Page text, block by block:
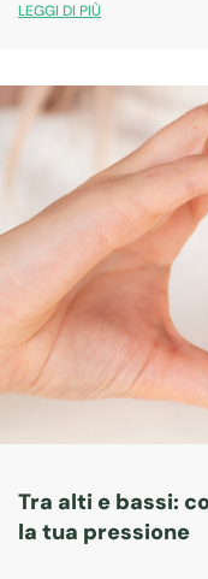
LEGGI DI PIÙ
Tra alti e bassi:
la tua pressione